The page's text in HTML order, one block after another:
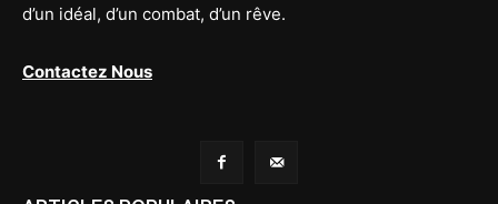
d’un idéal, d’un combat, d’un rêve.
Contactez Nous